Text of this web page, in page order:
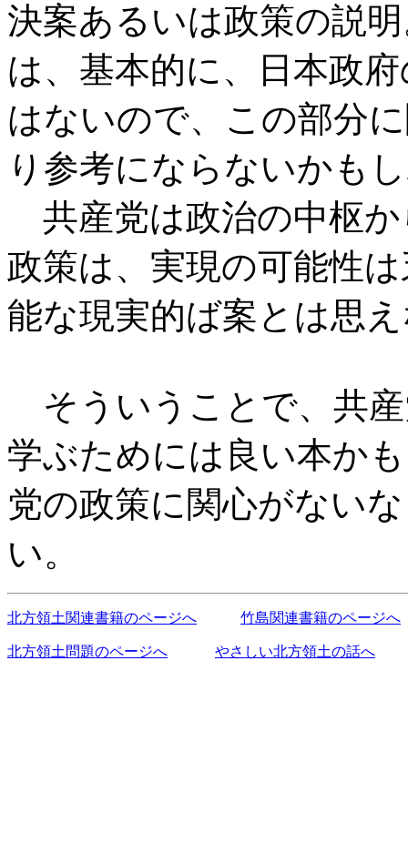
決案あるいは政策の説
は、基本的に、日本政
はないので、この部分
り参考にならないかも
共産党は政治の中枢
政策は、実現の可能性
能な現実的ば案とは思
そういうことで、共
学ぶためには良い本か
党の政策に関心がない
い。
北方領土関連書籍のページへ 竹島関連書籍のページへ
北方領土問題のページへ やさしい北方領土の話へ